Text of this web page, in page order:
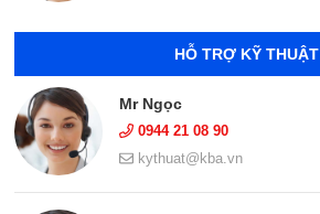
HỖ TRỢ KỸ THUẬT
Mr Ngọc
0944 21 08 90
kythuat@kba.vn